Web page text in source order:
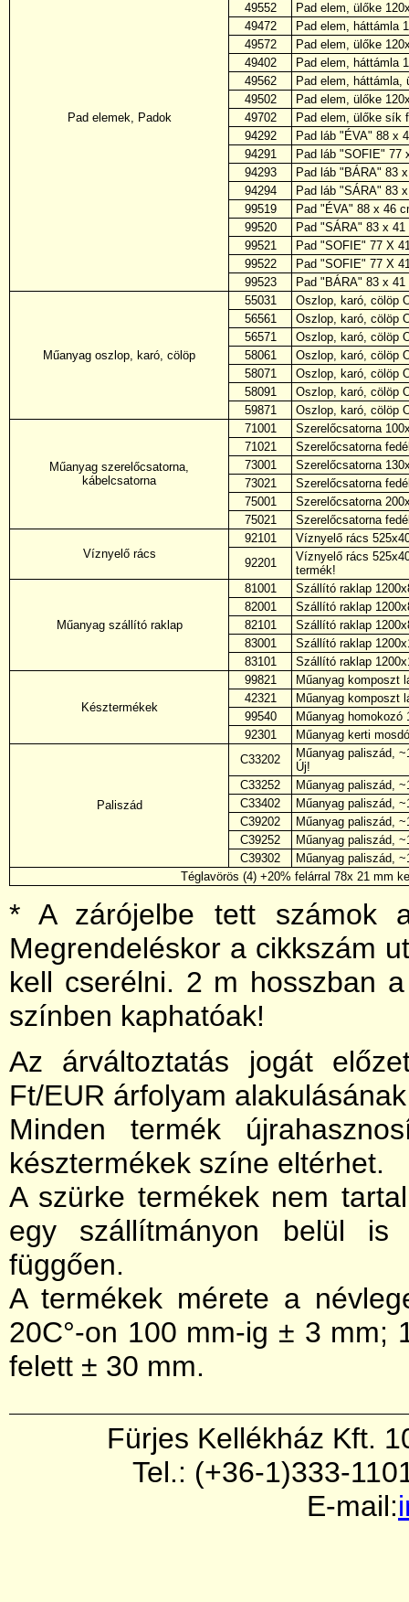
Pad elemek, Padok
49552
Pad elem, ülőke
49472
Pad elem, háttámla
49572
Pad elem, ülőke
49402
Pad elem, háttámla
49562
Pad elem, háttámla,
49502
Pad elem, ülőke
49702
Pad elem, ülőke sík
94292
Pad láb "ÉVA" 88 x
94291
Pad láb "SOFIE" 77
94293
Pad láb "BÁRA" 83
94294
Pad láb "SÁRA" 83
99519
Pad "ÉVA" 88 x 46
99520
Pad "SÁRA" 83 x
99521
Pad "SOFIE" 77 X
99522
Pad "SOFIE" 77 X
99523
Pad "BÁRA" 83 x
Műanyag oszlop, karó, cölöp
55031
Oszlop, karó, cölöp
56561
Oszlop, karó, cölöp
56571
Oszlop, karó, cölöp
58061
Oszlop, karó, cölöp
58071
Oszlop, karó, cölöp
58091
Oszlop, karó, cölöp
59871
Oszlop, karó, cölöp
Műanyag szerelőcsatorna,
kábelcsatorna
71001
Szerelőcsatorna
71021
Szerelőcsatorna
73001
Szerelőcsatorna
73021
Szerelőcsatorna
75001
Szerelőcsatorna
75021
Szerelőcsatorna
Víznyelő rács
92101
Víznyelő rács
92201
Víznyelő rács
termék!
Műanyag szállító raklap
81001
Szállító raklap
82001
Szállító raklap
82101
Szállító raklap
83001
Szállító raklap
83101
Szállító raklap
Késztermékek
99821
Műanyag komposzt
42321
Műanyag komposzt
99540
Műanyag
92301
Műanyag kerti
Paliszád
C33202
Műanyag paliszád,
Új!
C33252
Műanyag paliszád,
C33402
Műanyag paliszád,
C39202
Műanyag paliszád,
C39252
Műanyag paliszád,
C39302
Műanyag paliszád,
Téglavörös (4) +20% felárral 78x 21 mm
* A zárójelbe tett számok
Megrendeléskor a cikkszám
kell cserélni. 2 m hosszban
színben kaphatóak!
Az árváltoztatás jogát
Ft/EUR árfolyam
Minden termék
késztermékek színe eltérhet.
A szürke termékek nem
egy szállítmányon belül is
függően.
A termékek mérete a
20C°-on 100 mm-ig ± 3 mm;
felett ± 30 mm.
Fürjes Kellékház Kft.
Tel.: (+36-1)333-
E-mail: